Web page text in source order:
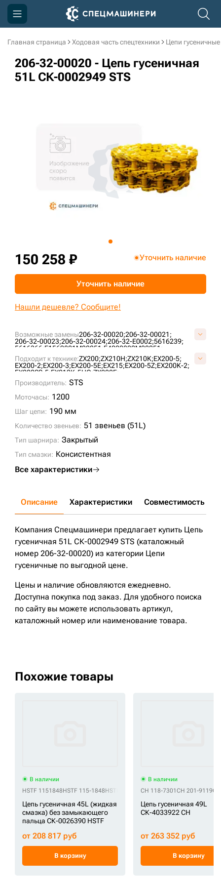
Главная страница Ходовая часть спецтехники Цепи гусеничные
206-32-00020 - Цепь гусеничная
51L СК-0002949 STS
Возможные замены206-32-00020;206-32-00021;
206-32-00023;206-32-00024;206-32-E0002;5616239;
5616366;E1569801M00051;E4020800M00051;
FT3609/51;
JBA0247;KM1170/51;KM64/51;VE15690851;
VKM1170/51HDV;
Подходит к технике:ZX200;ZX210H;ZX210K;EX200-5;
EX200-2;EX200-3;EX200-5E;EX215;EX200-5Z;EX200K-2;
EX200SS-5;EX210K-5HG;ZX200E;
Производитель: STS
Моточасы: 1200
Шаг цепи: 190 мм
Количество звеньев: 51 звеньев (51L)
Тип шарнира: Закрытый
Тип смазки: Консистентная
Все характеристики
150 258 ₽ Уточнить наличие
Уточнить наличие
Нашли дешевле? Сообщите!
Описание Характеристики Совместимость
Компания Спецмашинери предлагает купить Цепь
гусеничная 51L СК-0002949 STS (каталожный
номер 206-32-00020) из категории Цепи
гусеничные по выгодной цене.
Цены и наличие обновляются ежедневно.
Доступна покупка под заказ. Для удобного поиска
по сайту вы можете использовать артикул,
каталожный номер или наименование товара.
Похожие товары
В наличии
HSTF 1151848HSTF 115-1848HSTF 201-9116HSTF 2131933HSTF 213-
Цепь гусеничная 45L (жидкая
смазка) без замыкающего
пальца СК-0026390 HSTF
от 208 817 руб
В корзину
В наличии
CH 118-7301 CH 201-9119
Цепь гусеничная 49L
СК-4033922 CH
от 263 352 руб
В корзину
Компания
Акции
3D тур по производству
3D тур по складам
sksale@skdst.ru